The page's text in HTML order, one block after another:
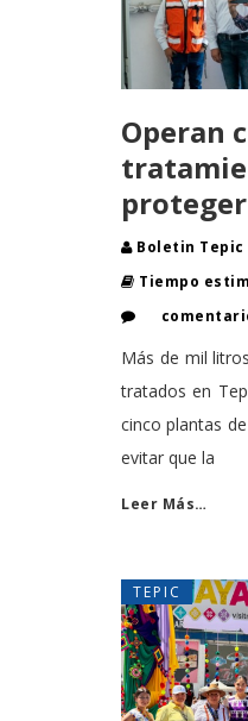
Operan
Boletin Tepic
Tiempo
Más de mil
tratados en
cinco plantas
evitar que la
Leer Más…
TEPIC